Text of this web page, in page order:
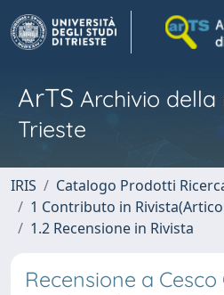
ArTS Archivio della
Trieste
IRIS
Catalogo Prodotti
1 Contributo in
1.2 Recensione in Rivista
Recensione a Cesco